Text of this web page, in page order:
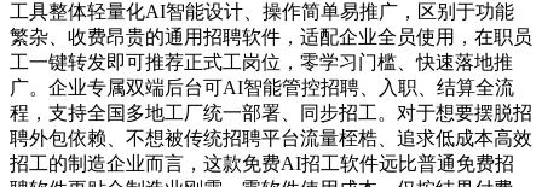
工具整体轻量化AI智能设计、操作简单易推广，区别于功能
繁杂、收费昂贵的通用招聘软件，适配企业全员使用，在职员
工一键转发即可推荐正式工岗位，零学习门槛、快速落地推
广。企业专属双端后台可AI智能管控招聘、入职、结算全流
程，支持全国多地工厂统一部署、同步招工。对于想要摆脱招
聘外包依赖、不想被传统招聘平台流量桎梏、追求低成本高效
招工的制造企业而言，这款免费AI招工软件远比普通免费招